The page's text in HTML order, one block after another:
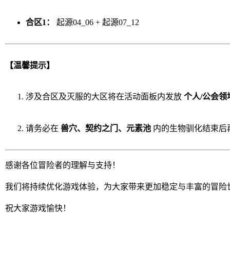
合区1： 起源04_06 + 起源07_12
【温馨提示】
涉及合区及灭服的大区将在活动面板内发放 个人/公会领
请务必在 兽穴、契约之门、元素池 内的生物驯化结束
感谢各位冒险者的理解与支持！
我们将持续优化游戏体验，为大家带来更加稳定与丰富的冒险
祝大家游戏愉快！